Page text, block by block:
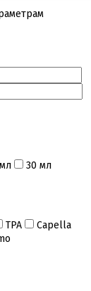
30 мл
ТРА
Capella